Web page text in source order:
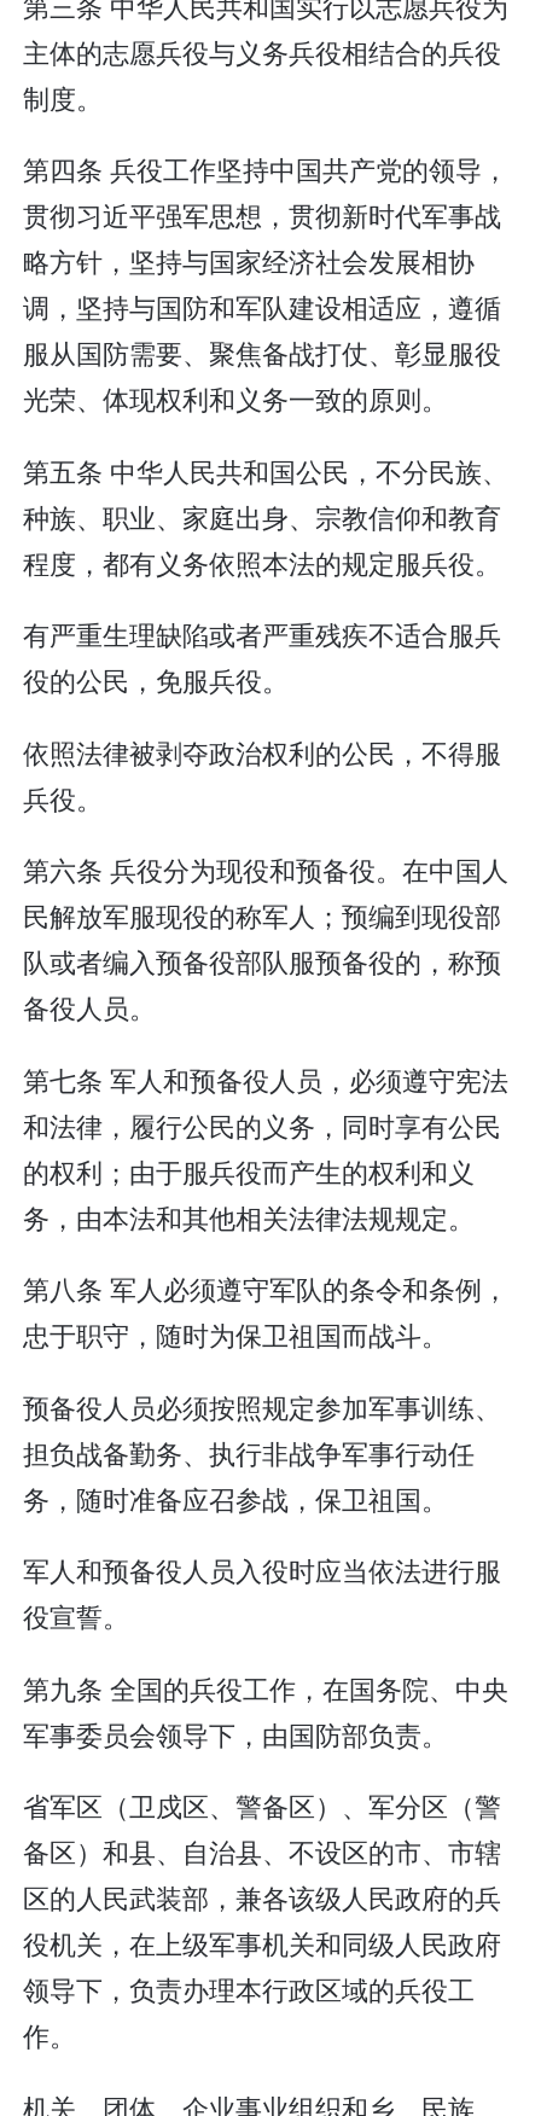
主体的志愿兵役与义务兵役相结合的兵役
制度。
第四条 兵役工作坚持中国共产党的领导，
贯彻习近平强军思想，贯彻新时代军事战
略方针，坚持与国家经济社会发展相协
调，坚持与国防和军队建设相适应，遵循
服从国防需要、聚焦备战打仗、彰显服役
光荣、体现权利和义务一致的原则。
第五条 中华人民共和国公民，不分民族、
种族、职业、家庭出身、宗教信仰和教育
程度，都有义务依照本法的规定服兵役。
有严重生理缺陷或者严重残疾不适合服兵
役的公民，免服兵役。
依照法律被剥夺政治权利的公民，不得服
兵役。
第六条 兵役分为现役和预备役。在中国人
民解放军服现役的称军人；预编到现役部
队或者编入预备役部队服预备役的，称预
备役人员。
第七条 军人和预备役人员，必须遵守宪法
和法律，履行公民的义务，同时享有公民
的权利；由于服兵役而产生的权利和义
务，由本法和其他相关法律法规规定。
第八条 军人必须遵守军队的条令和条例，
忠于职守，随时为保卫祖国而战斗。
预备役人员必须按照规定参加军事训练、
担负战备勤务、执行非战争军事行动任
务，随时准备应召参战，保卫祖国。
军人和预备役人员入役时应当依法进行服
役宣誓。
第九条 全国的兵役工作，在国务院、中央
军事委员会领导下，由国防部负责。
省军区（卫戍区、警备区）、军分区（警
备区）和县、自治县、不设区的市、市辖
区的人民武装部，兼各该级人民政府的兵
役机关，在上级军事机关和同级人民政府
领导下，负责办理本行政区域的兵役工
作。
机关、团体、企业事业组织和乡、民族